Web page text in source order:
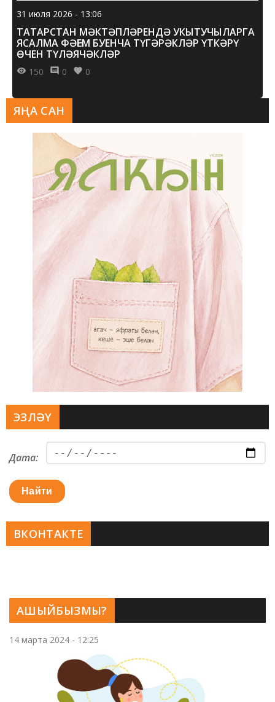
31 июля 2026 - 13:06
ТАТАРСТАН МӘКТӘПЛӘРЕНДӘ УКЫТУЧЫЛАРГА
ЯСАЛМА ФӘҺЕМ БУЕНЧА ТҮГӘРӘКЛӘР ҮТКӘРҮ
ӨЧЕН ТҮЛӘЯЧӘКЛӘР
150 0 0
АШЫЙБЫЗМЫ?
14 марта 2024 - 12:25
ЯҢА САН
ЭЗЛӘҮ
Дата:
Найти
ВКОНТАКТЕ